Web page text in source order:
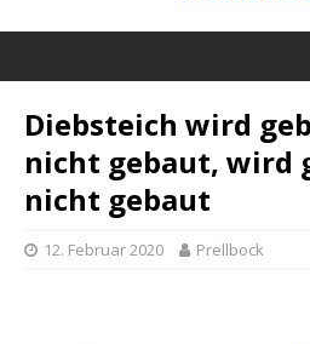
Diebsteich wird
nicht gebaut, wird
nicht gebaut
12. Februar 2020 Prellbock